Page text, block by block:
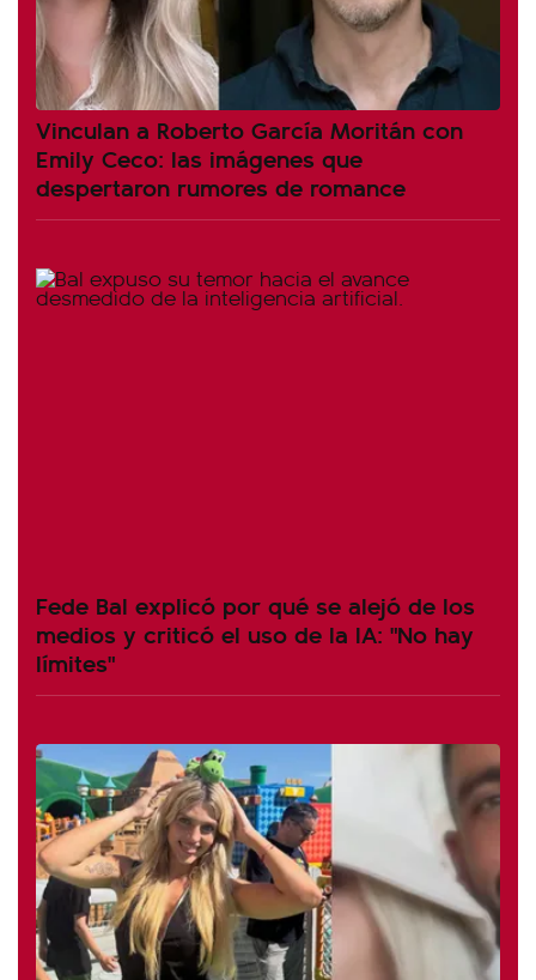
Vinculan a Roberto García Moritán con
Emily Ceco: las imágenes que
despertaron rumores de romance
Fede Bal explicó por qué se alejó de los
medios y criticó el uso de la IA: "No hay
límites"